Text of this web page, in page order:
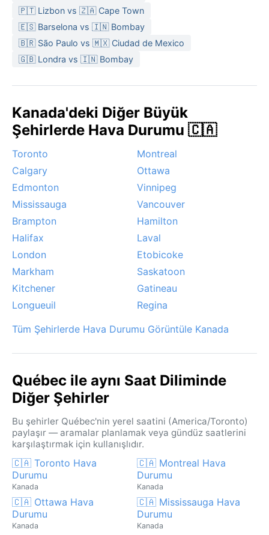
🇵🇹 Lizbon vs 🇿🇦 Cape Town
🇪🇸 Barselona vs 🇮🇳 Bombay
🇧🇷 São Paulo vs 🇲🇽 Ciudad de Mexico
🇬🇧 Londra vs 🇮🇳 Bombay
Kanada'deki Diğer Büyük
Şehirlerde Hava Durumu 🇨🇦
Toronto
Montreal
Calgary
Ottawa
Edmonton
Vinnipeg
Mississauga
Vancouver
Brampton
Hamilton
Halifax
Laval
London
Etobicoke
Markham
Saskatoon
Kitchener
Gatineau
Longueuil
Regina
Tüm Şehirlerde Hava Durumu Görüntüle Kanada
Québec ile aynı Saat Diliminde
Diğer Şehirler
Bu şehirler Québec'nin yerel saatini (America/Toronto)
paylaşır — aramalar planlamak veya gündüz saatlerini
karşılaştırmak için kullanışlıdır.
🇨🇦 Toronto Hava
Durumu
Kanada
🇨🇦 Montreal Hava
Durumu
Kanada
🇨🇦 Ottawa Hava
Durumu
Kanada
🇨🇦 Mississauga Hava
Durumu
Kanada